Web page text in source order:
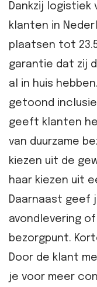
Dankzij logistiek
klanten in
plaatsen tot
garantie dat zij
al in huis
getoond
geeft klanten
van duurzame
kiezen uit de
haar kiezen uit
Daarnaast geef
avondlevering
bezorgpunt.
Door de klant
je voor meer